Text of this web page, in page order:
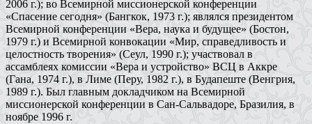
2006 г.); во Всемирной миссионерской конференции
«Спасение сегодня» (Бангкок, 1973 г.); являлся президентом
Всемирной конференции «Вера, наука и будущее» (Бостон,
1979 г.) и Всемирной конвокации «Мир, справедливость и
целостность творения» (Сеул, 1990 г.); участвовал в
ассамблеях комиссии «Вера и устройство» ВСЦ в Аккре
(Гана, 1974 г.), в Лиме (Перу, 1982 г.), в Будапеште (Венгрия,
1989 г.). Был главным докладчиком на Всемирной
миссионерской конференции в Сан-Сальвадоре, Бразилия, в
ноябре 1996 г.